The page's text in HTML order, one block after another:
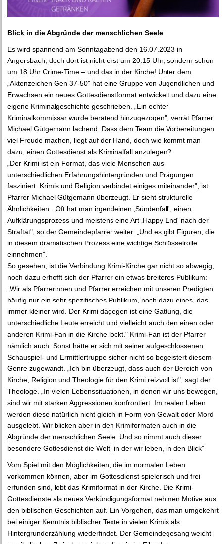
Blick in die Abgründe der menschlichen Seele
Es wird spannend am Sonntagabend den 16.07.2023 in
Angersbach, doch dort ist nicht erst um 20:15 Uhr, sondern schon
um 18 Uhr Crime-Time – und das in der Kirche! Unter dem
„Aktenzeichen Gen 37-50" hat eine Gruppe von Jugendlichen und
Erwachsen ein neues Gottesdienstformat entwickelt und dazu eine
eigene Kriminalgeschichte geschrieben. „Ein echter
Kriminalkommissar wurde beratend hinzugezogen", verrät Pfarrer
Michael Gütgemann lachend. Dass dem Team die Vorbereitungen
viel Freude machen, liegt auf der Hand, doch wie kommt man
dazu, einen Gottesdienst als Kriminalfall anzulegen?
„Der Krimi ist ein Format, das viele Menschen aus
unterschiedlichen Erfahrungshintergründen und Prägungen
fasziniert. Krimis und Religion verbindet einiges miteinander", ist
Pfarrer Michael Gütgemann überzeugt. Er sieht strukturelle
Ähnlichkeiten: „Oft hat man irgendeinen ‚Sündenfall', einen
Aufklärungsprozess und meistens eine Art ‚Happy End' nach der
Straftat", so der Gemeindepfarrer weiter. „Und es gibt Figuren, die
in diesem dramatischen Prozess eine wichtige Schlüsselrolle
einnehmen".
So gesehen, ist die Verbindung Krimi-Kirche gar nicht so abwegig,
noch dazu erhofft sich der Pfarrer ein etwas breiteres Publikum:
„Wir als Pfarrerinnen und Pfarrer erreichen mit unseren Predigten
häufig nur ein sehr spezifisches Publikum, noch dazu eines, das
immer kleiner wird. Der Krimi dagegen ist eine Gattung, die
unterschiedliche Leute erreicht und vielleicht auch den einen oder
anderen Krimi-Fan in die Kirche lockt." Krimi-Fan ist der Pfarrer
nämlich auch. Sonst hätte er sich mit seiner aufgeschlossenen
Schauspiel- und Ermittlertruppe sicher nicht so begeistert diesem
Genre zugewandt. „Ich bin überzeugt, dass auch der Bereich von
Kirche, Religion und Theologie für den Krimi reizvoll ist", sagt der
Theologe. „In vielen Lebenssituationen, in denen wir uns bewegen,
sind wir mit starken Aggressionen konfrontiert. Im realen Leben
werden diese natürlich nicht gleich in Form von Gewalt oder Mord
ausgelebt. Wir blicken aber in den Krimiformaten auch in die
Abgründe der menschlichen Seele. Und so nimmt auch dieser
besondere Gottesdienst die Welt, in der wir leben, in den Blick"
Vom Spiel mit den Möglichkeiten, die im normalen Leben
vorkommen können, aber im Gottesdienst spielerisch und frei
erfunden sind, lebt das Krimiformat in der Kirche. Die Krimi-
Gottesdienste als neues Verkündigungsformat nehmen Motive aus
den biblischen Geschichten auf. Ein Vorgehen, das man umgekehrt
bei einiger Kenntnis biblischer Texte in vielen Krimis als
Hintergrunderzählung wiederfindet. Der Gemeindegesang weicht